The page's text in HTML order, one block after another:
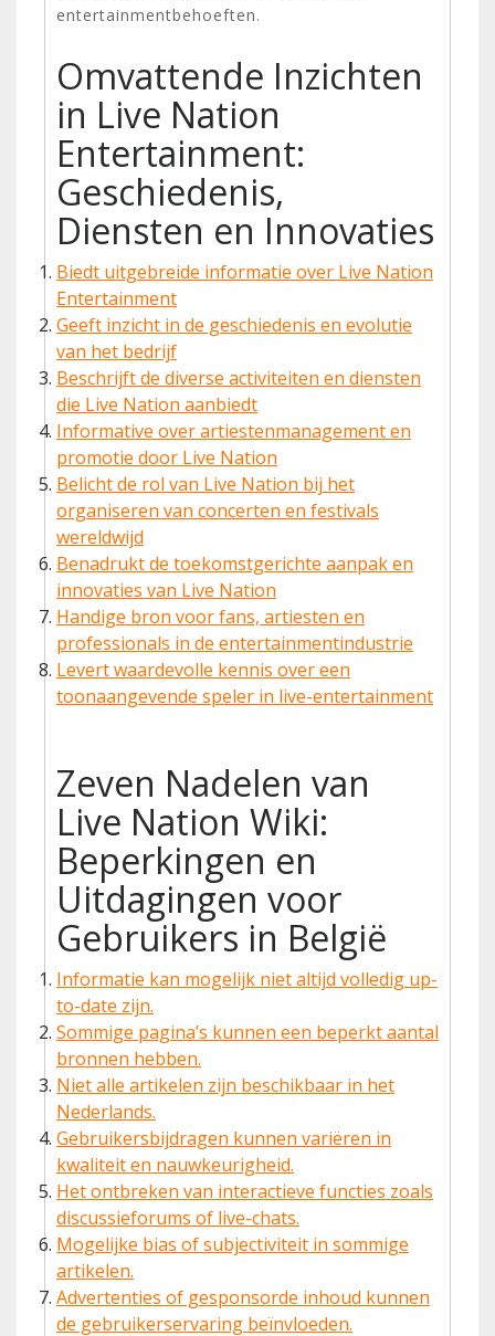
entertainmentbehoeften.
Omvattende Inzichten
in Live Nation
Entertainment:
Geschiedenis,
Diensten en Innovaties
Biedt uitgebreide informatie over Live Nation
Entertainment
Geeft inzicht in de geschiedenis en evolutie
van het bedrijf
Beschrijft de diverse activiteiten en diensten
die Live Nation aanbiedt
Informative over artiestenmanagement en
promotie door Live Nation
Belicht de rol van Live Nation bij het
organiseren van concerten en festivals
wereldwijd
Benadrukt de toekomstgerichte aanpak en
innovaties van Live Nation
Handige bron voor fans, artiesten en
professionals in de entertainmentindustrie
Levert waardevolle kennis over een
toonaangevende speler in live-entertainment
Zeven Nadelen van
Live Nation Wiki:
Beperkingen en
Uitdagingen voor
Gebruikers in België
Informatie kan mogelijk niet altijd volledig up-
to-date zijn.
Sommige pagina’s kunnen een beperkt aantal
bronnen hebben.
Niet alle artikelen zijn beschikbaar in het
Nederlands.
Gebruikersbijdragen kunnen variëren in
kwaliteit en nauwkeurigheid.
Het ontbreken van interactieve functies zoals
discussieforums of live-chats.
Mogelijke bias of subjectiviteit in sommige
artikelen.
Advertenties of gesponsorde inhoud kunnen
de gebruikerservaring beïnvloeden.